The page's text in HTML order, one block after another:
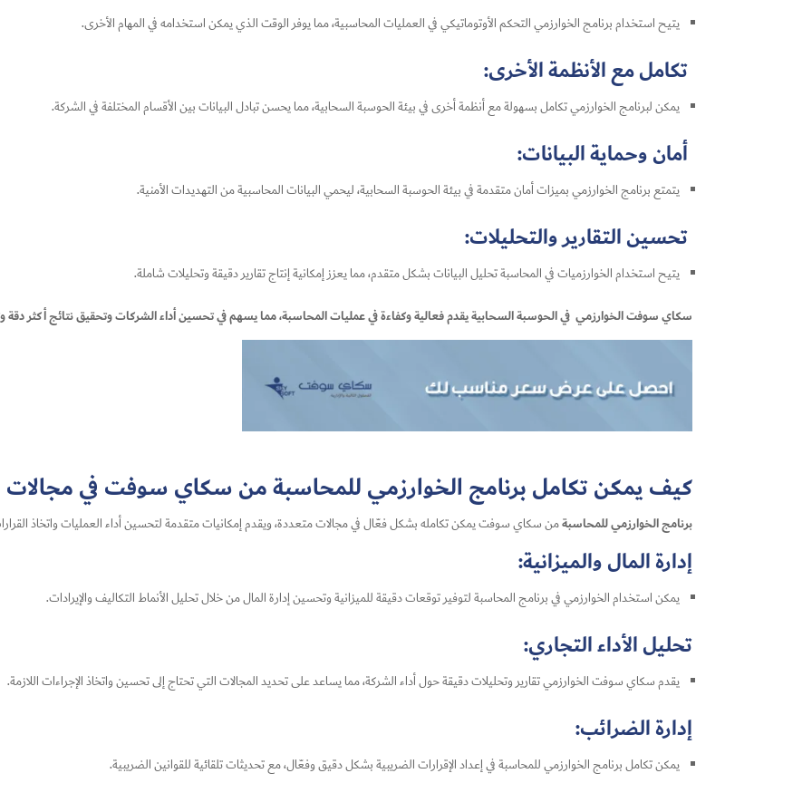
يتيح استخدام برنامج الخوارزمي التحكم الأوتوماتيكي في العمليات المحاسبية، مما يوفر الوقت الذي يمكن استخدامه في المهام الأخرى.
تكامل مع الأنظمة الأخرى:
يمكن لبرنامج الخوارزمي تكامل بسهولة مع أنظمة أخرى في بيئة الحوسبة السحابية، مما يحسن تبادل البيانات بين الأقسام المختلفة في الشركة.
أمان وحماية البيانات:
يتمتع برنامج الخوارزمي بميزات أمان متقدمة في بيئة الحوسبة السحابية، ليحمي البيانات المحاسبية من التهديدات الأمنية.
تحسين التقارير والتحليلات:
يتيح استخدام الخوارزميات في المحاسبة تحليل البيانات بشكل متقدم، مما يعزز إمكانية إنتاج تقارير دقيقة وتحليلات شاملة.
سكاي سوفت الخوارزمي في الحوسبة السحابية يقدم فعالية وكفاءة في عمليات المحاسبة، مما يسهم في تحسين أداء الشركات وتحقيق نتائج أكثر دقة
كيف يمكن تكامل برنامج الخوارزمي للمحاسبة من سكاي سوفت في
برنامج الخوارزمي للمحاسبةمن سكاي سوفت يمكن تكامله بشكل فعّال في مجالات متعددة، ويقدم إمكانيات متقدمة لتحسين أداء العمليات واتخاذ
إدارة المال والميزانية:
يمكن استخدام الخوارزمي في برنامج المحاسبة لتوفير توقعات دقيقة للميزانية وتحسين إدارة المال من خلال تحليل الأنماط التكاليف والإيرادات.
تحليل الأداء التجاري:
يقدم سكاي سوفت الخوارزمي تقارير وتحليلات دقيقة حول أداء الشركة، مما يساعد على تحديد المجالات التي تحتاج إلى تحسين واتخاذ الإجراءات اللازمة.
إدارة الضرائب:
يمكن تكامل برنامج الخوارزمي للمحاسبة في إعداد الإقرارات الضريبية بشكل دقيق وفعّال، مع تحديثات تلقائية للقوانين الضريبية.